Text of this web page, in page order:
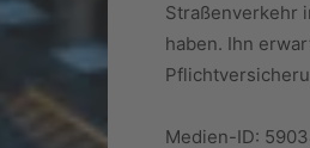
Straßenverkehr
haben. Ihn
Medien-ID: